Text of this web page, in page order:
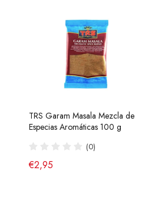
TRS Garam Masala Mezcla de
Especias Aromáticas 100 g
(0)
€2,95
Salsa de Chili Crujiente 210g
Laoganma
(43)
€4,95